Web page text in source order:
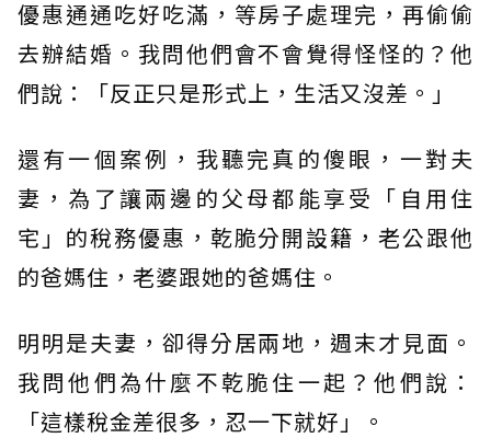
優惠通通吃好吃滿，等房子處理完，再偷偷
去辦結婚。我問他們會不會覺得怪怪的？他
們說：「反正只是形式上，生活又沒差。」
還有一個案例，我聽完真的傻眼，一對夫
妻，為了讓兩邊的父母都能享受「自用住
宅」的稅務優惠，乾脆分開設籍，老公跟他
的爸媽住，老婆跟她的爸媽住。
明明是夫妻，卻得分居兩地，週末才見面。
我問他們為什麼不乾脆住一起？他們說：
「這樣稅金差很多，忍一下就好」。